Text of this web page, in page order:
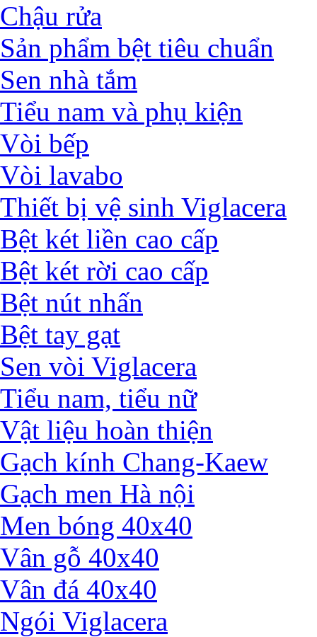
Chậu rửa
Sản phẩm bệt tiêu chuẩn
Sen nhà tắm
Tiểu nam và phụ kiện
Vòi bếp
Vòi lavabo
Thiết bị vệ sinh Viglacera
Bệt két liền cao cấp
Bệt két rời cao cấp
Bệt nút nhấn
Bệt tay gạt
Sen vòi Viglacera
Tiểu nam, tiểu nữ
Vật liệu hoàn thiện
Gạch kính Chang-Kaew
Gạch men Hà nội
Men bóng 40x40
Vân gỗ 40x40
Vân đá 40x40
Ngói Viglacera